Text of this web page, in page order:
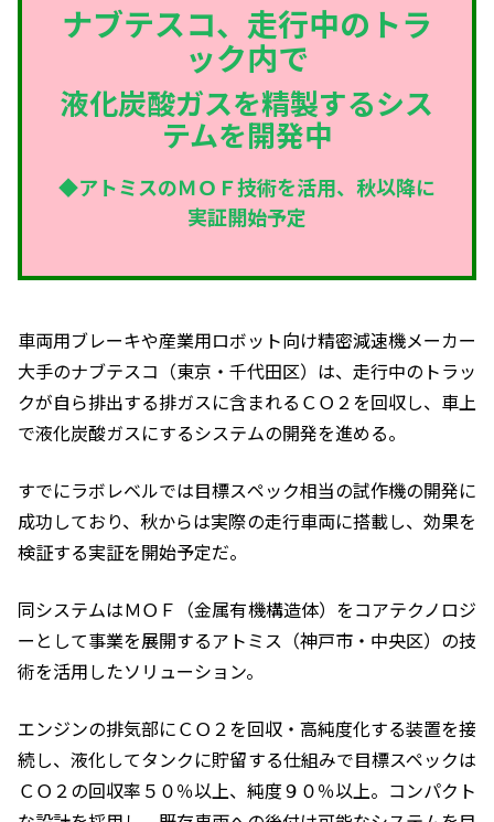
ナブテスコ、走行中のトラ
ック内で
液化炭酸ガスを精製するシス
テムを開発中
◆アトミスのＭＯＦ技術を活用、秋以降に
実証開始予定
車両用ブレーキや産業用ロボット向け精密減速機メーカー
大手のナブテスコ（東京・千代田区）は、走行中のトラッ
クが自ら排出する排ガスに含まれるＣＯ２を回収し、車上
で液化炭酸ガスにするシステムの開発を進める。
すでにラボレベルでは目標スペック相当の試作機の開発に
成功しており、秋からは実際の走行車両に搭載し、効果を
検証する実証を開始予定だ。
同システムはＭＯＦ（金属有機構造体）をコアテクノロジ
ーとして事業を展開するアトミス（神戸市・中央区）の技
術を活用したソリューション。
エンジンの排気部にＣＯ２を回収・高純度化する装置を接
続し、液化してタンクに貯留する仕組みで目標スペックは
ＣＯ２の回収率５０％以上、純度９０％以上。コンパクト